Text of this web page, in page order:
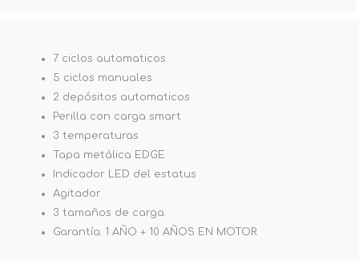
7 ciclos automaticos
5 ciclos manuales
2 depósitos automaticos
Perilla con carga smart
3 temperaturas
Tapa metálica EDGE
Indicador LED del estatus
Agitador
3 tamaños de carga.
Garantía: 1 AÑO + 10 AÑOS EN MOTOR